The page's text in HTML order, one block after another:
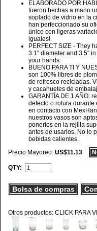
ELABORADO POR
fueron hechas a mano
soplado de vidrio en la
han perfeccionado su
único con ligeras
iguales!
PERFECT SIZE - They
3.1" diameter and 3.5"
your hands.
BUENO PARA TI Y
son 100% libres de
de refresco recicladas.
y cacahuetes de
GARANTÍA DE 1 AÑO:
defecto o rotura durante
en contacto con
nuestros vasos son
ponerlos en la rejilla
antes de usarlos. No lo
bebidas calientes.
Precio Mayoreo: US$11.13
QTY:
Bolsa de compras
Otros productos: CLICK PARA